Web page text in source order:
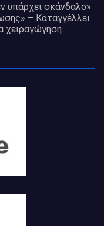
υπάρχει σκάνδαλο»
– Καταγγέλλει
χειραγώγηση